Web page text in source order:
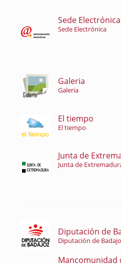
Sede Electrónica
Sede Electrónica
Galeria
Galeria
El tiempo
El tiempo
Junta de
Junta de
Diputación de
Diputación de
Mancomunidad